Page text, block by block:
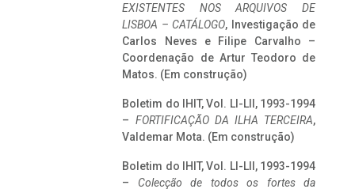
EXISTENTES NOS ARQUIVOS DE
LISBOA – CATÁLOGO, Investigação de
Carlos Neves e Filipe Carvalho –
Coordenação de Artur Teodoro de
Matos. (Em construção)
Boletim do IHIT, Vol. LI-LII, 1993-1994
– FORTIFICAÇÃO DA ILHA TERCEIRA,
Valdemar Mota. (Em construção)
Boletim do IHIT, Vol. LI-LII, 1993-1994
– Colecção de todos os fortes da